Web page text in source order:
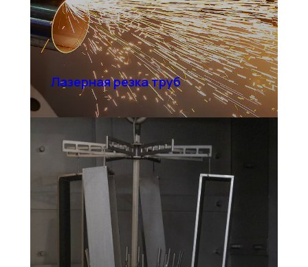
Лазерная резка труб